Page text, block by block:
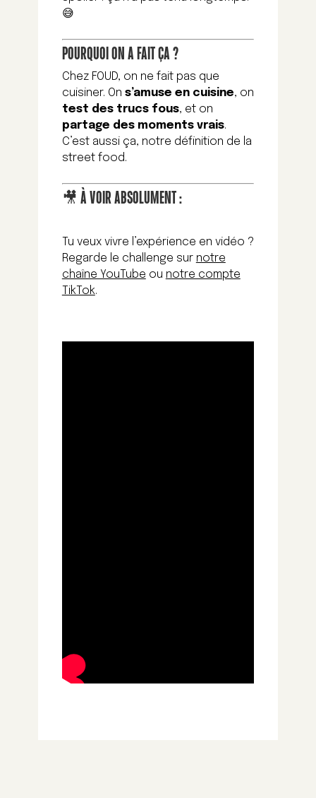
😅
POURQUOI ON A FAIT ÇA ?
Chez FOUD, on ne fait pas que
cuisiner. On s’amuse en cuisine, on
test des trucs fous, et on
partage des moments vrais.
C’est aussi ça, notre définition de la
street food.
🎥 À VOIR ABSOLUMENT :
Tu veux vivre l’expérience en vidéo ?
Regarde le challenge sur notre
chaîne YouTube ou notre compte
TikTok.